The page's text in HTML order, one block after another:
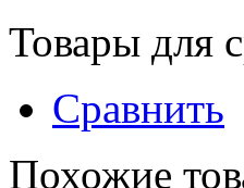
Товары для
Сравнить
Похожие